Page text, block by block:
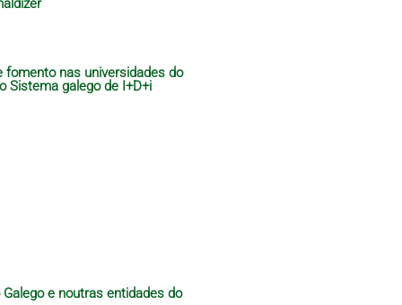
nas universidades do
Sistema galego de I+D+i
e noutras entidades do